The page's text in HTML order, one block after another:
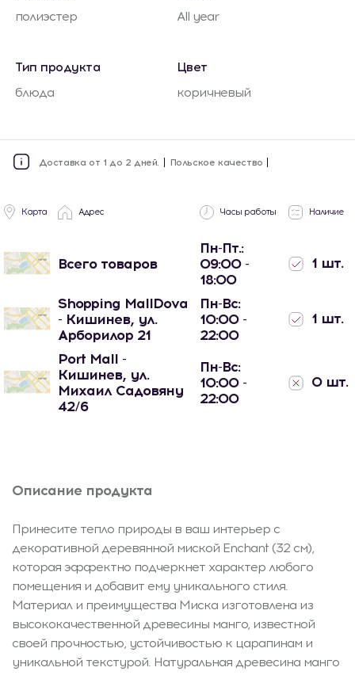
полиэстер
All year
Тип продукта
блюда
Цвет
коричневый
Доставка от 1 до 2 дней. Польское качество
Карта Адрес Часы работы Наличие
Всего товаров
Пн-Пт.:
09:00 -
18:00
1 шт.
Shopping MallDova
- Кишинев, ул.
Арборилор 21
Пн-Вс:
10:00 -
22:00
1 шт.
Port Mall -
Кишинев, ул.
Михаил Садовяну
42/6
Пн-Вс:
10:00 -
22:00
0 шт.
Описание продукта
Принесите тепло природы в ваш интерьер с
декоративной деревянной миской Enchant (32 см),
которая эффектно подчеркнет характер любого
помещения и добавит ему уникального стиля.
Материал и преимущества Миска изготовлена из
высококачественной древесины манго, известной
своей прочностью, устойчивостью к царапинам и
уникальной текстурой. Натуральная древесина манго